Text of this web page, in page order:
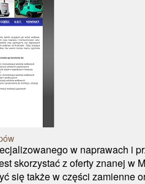
w naprawach i
skorzystać z oferty znanej w
się także w części zamienne